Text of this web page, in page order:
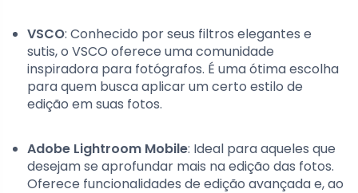
VSCO: Conhecido por seus filtros elegantes e
sutis, o VSCO oferece uma comunidade
inspiradora para fotógrafos. É uma ótima escolha
para quem busca aplicar um certo estilo de
edição em suas fotos.
Adobe Lightroom Mobile: Ideal para aqueles que
desejam se aprofundar mais na edição das fotos.
Oferece funcionalidades de edição avançada e, ao